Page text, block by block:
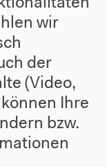
wir
der
(Video,
Ihre
bzw.